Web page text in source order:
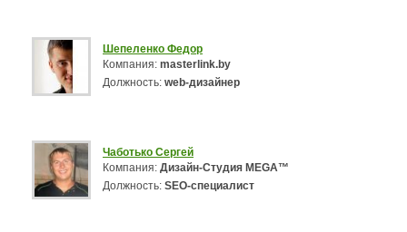
Шепеленко Федор
Компания: masterlink.by
Должность: web-дизайнер
Чаботько Сергей
Компания: Дизайн-Студия MEGA™
Должность: SEO-специалист